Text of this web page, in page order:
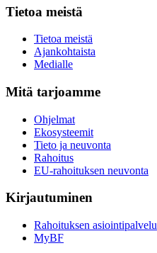
Tietoa meistä
Tietoa meistä
Ajankohtaista
Medialle
Mitä tarjoamme
Ohjelmat
Ekosysteemit
Tieto ja neuvonta
Rahoitus
EU-rahoituksen neuvonta
Kirjautuminen
Rahoituksen asiointipalvelu
MyBF